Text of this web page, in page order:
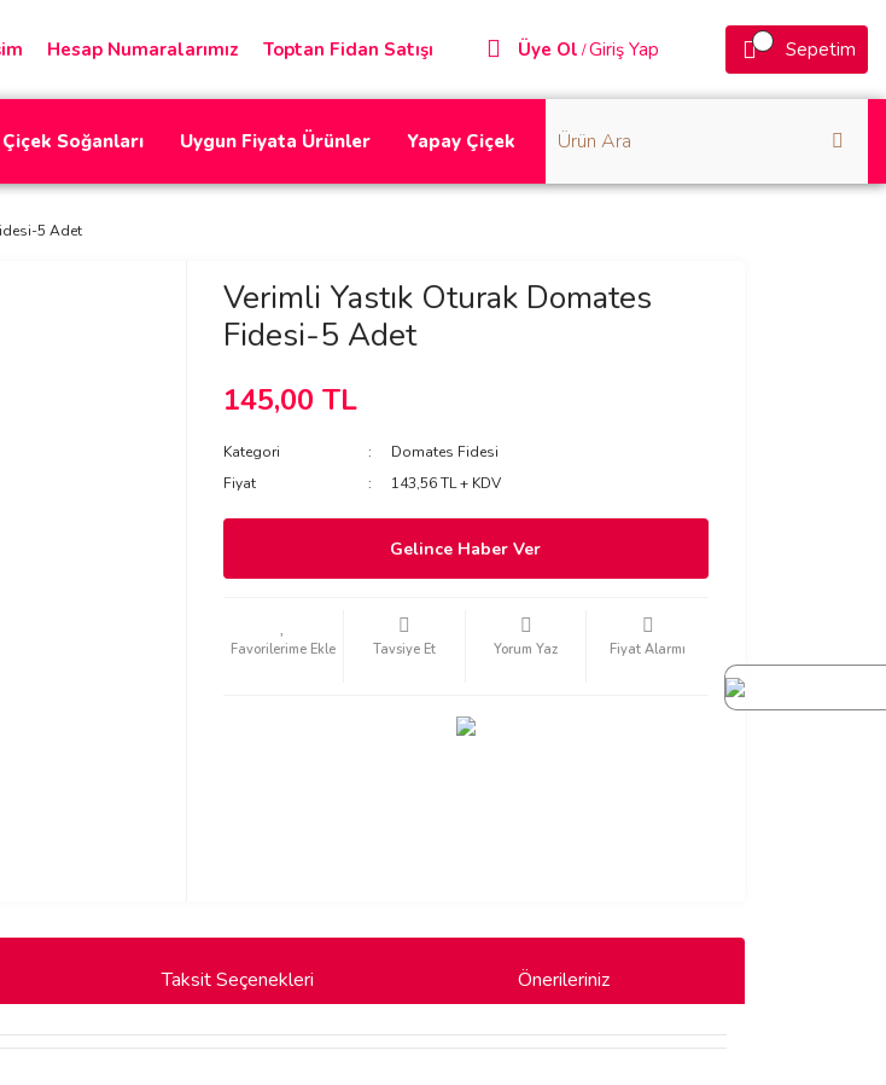
Hesap Numaralarımız Toptan Fidan Satışı Üye Ol /Giriş Yap Sepetim
Çiçek Soğanları Uygun Fiyata Ürünler Yapay Çiçek
5 Adet
Verimli Yastık Oturak Domates
Fidesi-5 Adet
145,00 TL
Kategori
Domates Fidesi
Fiyat
143,56 TL + KDV
Gelince Haber Ver
Tavsiye Et Yorum Yaz Fiyat Alarmı
Taksit Seçenekleri Önerileriniz